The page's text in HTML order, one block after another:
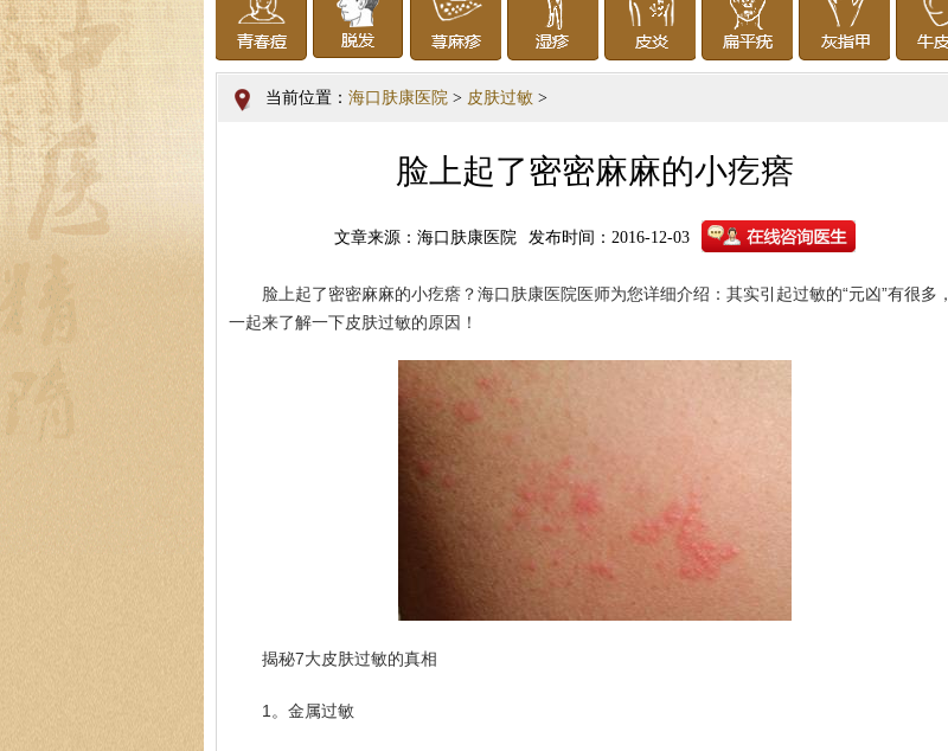
当前位置： 海口肤康医院 > 皮肤过敏 >
脸上起了密密麻麻的小疙瘩
文章来源：海口肤康医院 发布时间：2016-12-03
脸上起了密密麻麻的小疙瘩？海口肤康医院医师为您详细介绍：其实引起过敏的“元凶”有很多，
一起来了解一下皮肤过敏的原因！
揭秘7大皮肤过敏的真相
1。金属过敏